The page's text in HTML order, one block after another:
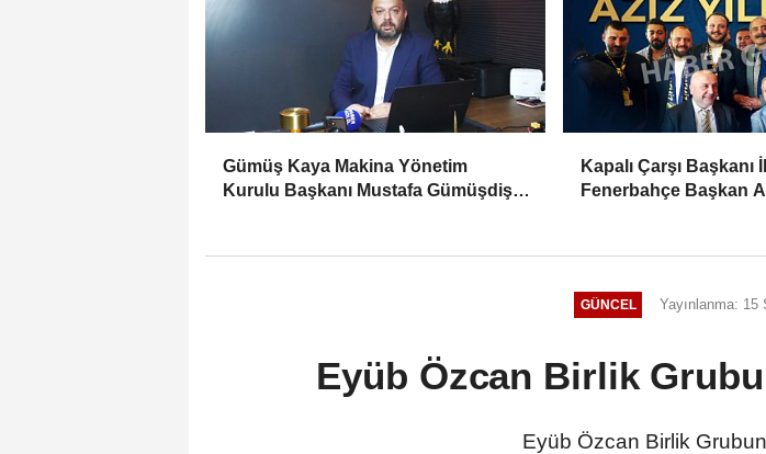
Gümüş Kaya Makina Yönetim
Kurulu Başkanı Mustafa Gümüşdiş,
Kapalı Çarşı Başkanı
Fenerbahçe Başkan
GÜNCEL Yayınlanma: 15
Eyüb Özcan Birlik
Eyüb Özcan Birlik